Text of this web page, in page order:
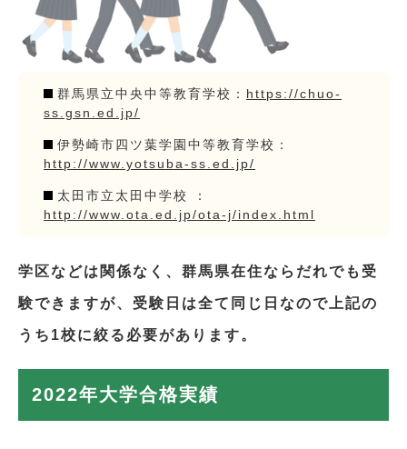
群馬県立中央中等教育学校： https://chuo-
ss.gsn.ed.jp/
伊勢崎市四ツ葉学園中等教育学校：
http://www.yotsuba-ss.ed.jp/
太田市立太田中学校 ：
http://www.ota.ed.jp/ota-j/index.html
学区などは関係なく、群馬県在住ならだれでも受
験できますが、受験日は全て同じ日なので上記の
うち1校に絞る必要があります。
2022年大学合格実績